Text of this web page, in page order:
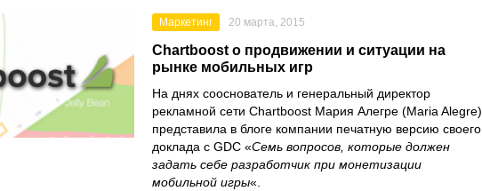
Маркетинг 20 марта, 2015
Chartboost о продвижении и ситуации на
рынке мобильных игр
На днях сооснователь и генеральный директор
рекламной сети Chartboost Мария Алегре (Maria Alegre)
представила в блоге компании печатную версию своeго
доклада с GDC «Семь вопросов, которые должен
задать себе разработчик при монетизации
мобильной игры«.